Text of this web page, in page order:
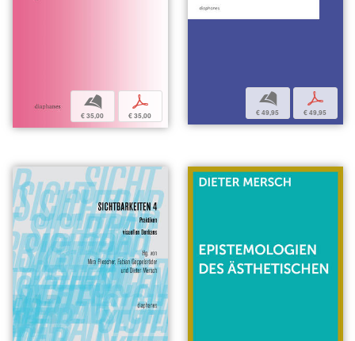
b
€ 35,00
p
€ 35,00
b
€ 49,95
p
€ 49,95